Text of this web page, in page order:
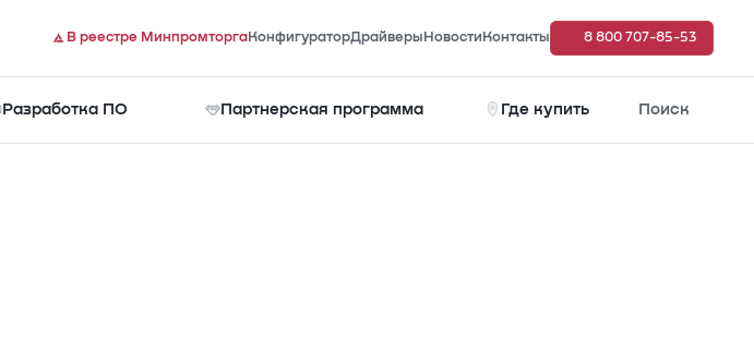
В реестре МинпромторгаКонфигураторДрайверы Новости Контакты 8 800 707-85-53
Разработка ПО Партнерская программа Где купить Поиск